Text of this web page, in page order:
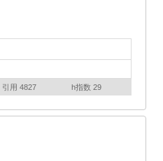
引用 4827 h指数 29